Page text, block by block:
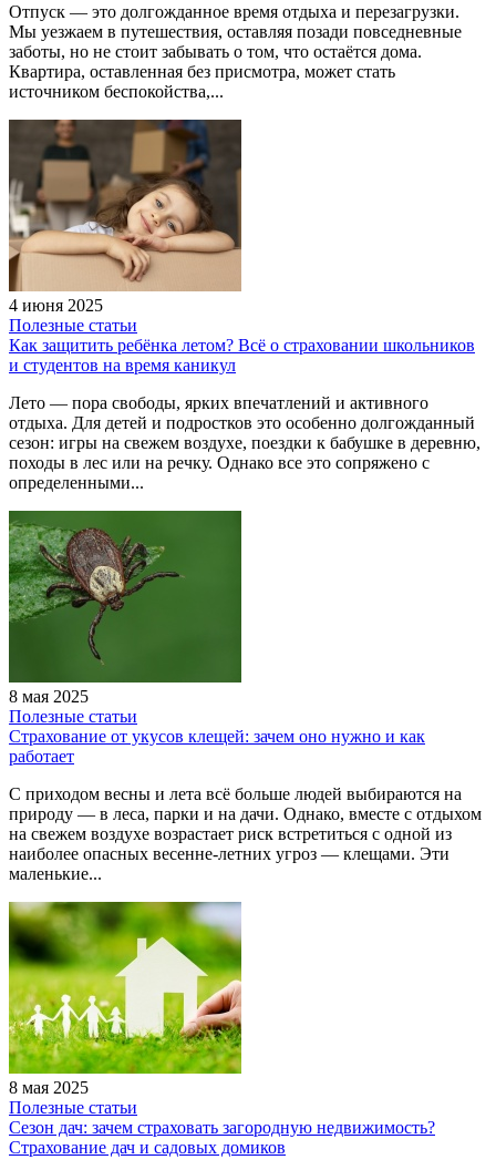
Отпуск — это долгожданное время отдыха и перезагрузки.
Мы уезжаем в путешествия, оставляя позади повседневные
заботы, но не стоит забывать о том, что остаётся дома.
Квартира, оставленная без присмотра, может стать
источником беспокойства,...
4 июня 2025
Полезные статьи
Как защитить ребёнка летом? Всё о страховании школьников
и студентов на время каникул
Лето — пора свободы, ярких впечатлений и активного
отдыха. Для детей и подростков это особенно долгожданный
сезон: игры на свежем воздухе, поездки к бабушке в деревню,
походы в лес или на речку. Однако все это сопряжено с
определенными...
8 мая 2025
Полезные статьи
Страхование от укусов клещей: зачем оно нужно и как
работает
С приходом весны и лета всё больше людей выбираются на
природу — в леса, парки и на дачи. Однако, вместе с отдыхом
на свежем воздухе возрастает риск встретиться с одной из
наиболее опасных весенне-летних угроз — клещами. Эти
маленькие...
8 мая 2025
Полезные статьи
Сезон дач: зачем страховать загородную недвижимость?
Страхование дач и садовых домиков